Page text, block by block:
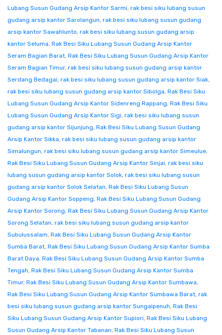
Lubang Susun Gudang Arsip Kantor Sarmi, rak besi siku lubang susun
gudang arsip kantor Sarolangun, rak besi siku lubang susun gudang
arsip kantor Sawahlunto, rak besi siku lubang susun gudang arsip
kantor Seluma, Rak Besi Siku Lubang Susun Gudang Arsip Kantor
Seram Bagian Barat, Rak Besi Siku Lubang Susun Gudang Arsip Kantor
Seram Bagian Timur, rak besi siku lubang susun gudang arsip kantor
Serdang Bedagai, rak besi siku lubang susun gudang arsip kantor Siak,
rak besi siku lubang susun gudang arsip kantor Sibolga, Rak Besi Siku
Lubang Susun Gudang Arsip Kantor Sidenreng Rappang, Rak Besi Siku
Lubang Susun Gudang Arsip Kantor Sigi, rak besi siku lubang susun
gudang arsip kantor Sijunjung, Rak Besi Siku Lubang Susun Gudang
Arsip Kantor Sikka, rak besi siku lubang susun gudang arsip kantor
Simalungun, rak besi siku lubang susun gudang arsip kantor Simeulue,
Rak Besi Siku Lubang Susun Gudang Arsip Kantor Sinjai, rak besi siku
lubang susun gudang arsip kantor Solok, rak besi siku lubang susun
gudang arsip kantor Solok Selatan, Rak Besi Siku Lubang Susun
Gudang Arsip Kantor Soppeng, Rak Besi Siku Lubang Susun Gudang
Arsip Kantor Sorong, Rak Besi Siku Lubang Susun Gudang Arsip Kantor
Sorong Selatan, rak besi siku lubang susun gudang arsip kantor
Subulussalam, Rak Besi Siku Lubang Susun Gudang Arsip Kantor
Sumba Barat, Rak Besi Siku Lubang Susun Gudang Arsip Kantor Sumba
Barat Daya, Rak Besi Siku Lubang Susun Gudang Arsip Kantor Sumba
Tengah, Rak Besi Siku Lubang Susun Gudang Arsip Kantor Sumba
Timur, Rak Besi Siku Lubang Susun Gudang Arsip Kantor Sumbawa,
Rak Besi Siku Lubang Susun Gudang Arsip Kantor Sumbawa Barat, rak
besi siku lubang susun gudang arsip kantor Sungaipenuh, Rak Besi
Siku Lubang Susun Gudang Arsip Kantor Supiori, Rak Besi Siku Lubang
Susun Gudang Arsip Kantor Tabanan, Rak Besi Siku Lubang Susun